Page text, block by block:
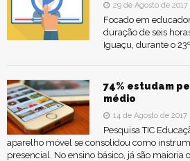
29 de Agosto de 2017
Focado em
duração de seis
Iguaçu, durante o
74% estudam
médio
14 de Agosto de 2017
Pesquisa TIC
aparelho móvel se consolidou como
presencial. No ensino básico, já são maioria